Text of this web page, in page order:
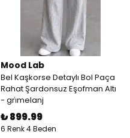
Mood Lab
Bel Kaşkorse Detaylı Bol Paça
Rahat Şardonsuz Eşofman Altı
- gri̇melanj
₺ 899.99
6 Renk 4 Beden